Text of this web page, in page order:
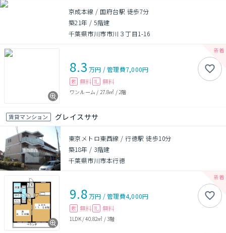
京成本線 / 国府台駅 徒歩7分
築21年 /5階建
千葉県市川市市川３丁目1-16
8.3 万円 /管理費7,000円
敷 無料 礼 無料
ワンルーム / 27.8㎡ / 2階
賃貸マンション グレイスササ
東京メトロ東西線 / 行徳駅 徒歩10分
築18年 / 3階建
千葉県市川市本行徳
9.8万円 /管理費4,000円
敷 無料 礼 無料
1LDK/40.82㎡ /3階